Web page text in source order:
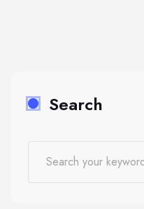
Search